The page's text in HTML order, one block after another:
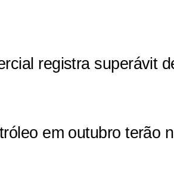
registra superávit
em outubro terão